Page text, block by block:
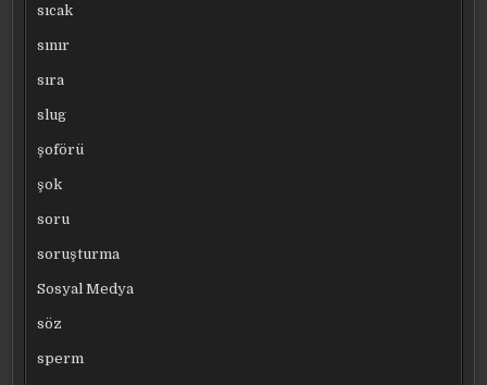
sıcak
sınır
sıra
slug
şoförü
şok
soru
soruşturma
Sosyal Medya
söz
sperm